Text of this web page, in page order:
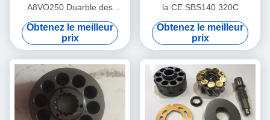
A8VO250 Duarble des
parties de réparation de
pompe hydraulique d'OIN 28
Obtenez le meilleur
prix
la CE SBS140 320C
Obtenez le meilleur
prix